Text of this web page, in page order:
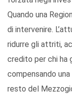
Quando una
di intervenire.
ridurre gli attriti,
credito per chi ha
compensando
resto del